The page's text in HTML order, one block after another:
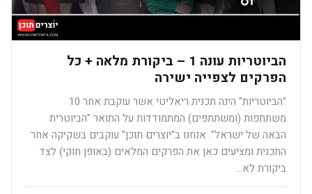
הביוטריות עונה 1 – ביקורת מלאה + כל
הפרקים לצפייה ישירה
"הביוטריות" הינה תכנית ריאליטי אשר עוקבת אחר 10
משתתפות (ומשתתפים) המתמודדות על התואר "הביוטרית
הבאה של ישראל". אנחנו ב"יוצרים תוכן" עוקבים בשקיקה אחר
התכנית ומציעים כאן את הפרקים המלאים (באופן חוקי) לצד
ביקורת לא…